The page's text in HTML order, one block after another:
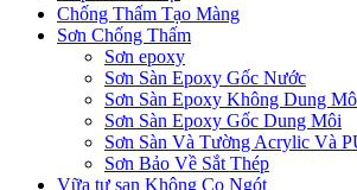
Chống Thấm Tạo Màng
Sơn Chống Thấm
Sơn epoxy
Sơn Sàn Epoxy Gốc Nước
Sơn Sàn Epoxy Không Dung
Sơn Sàn Epoxy Gốc Dung Môi
Sơn Sàn Và Tường Acrylic Và
Sơn Bảo Về Sắt Thép
Vữa tự san Không Co Ngót